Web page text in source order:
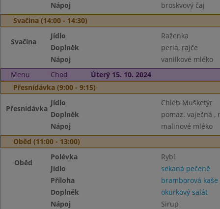
Nápoj
broskvový čaj
Svačina (14:00 - 14:30)
Svačina
Jídlo
Raženka
Doplněk
perla, rajče
Nápoj
vanilkové mléko
Menu
Chod
Úterý 15. 10. 2024
Přesnídávka (9:00 - 9:15)
Přesnídávka
Jídlo
Chléb Mušketýr
Doplněk
pomaz. vaječná ,
Nápoj
malinové mléko
Oběd (11:00 - 13:00)
Oběd
Polévka
Rybí
Jídlo
sekaná pečeně
Příloha
bramborová kaše
Doplněk
okurkový salát
Nápoj
Sirup